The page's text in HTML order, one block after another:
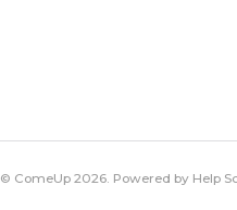
© ComeUp 2026. Powered by Help